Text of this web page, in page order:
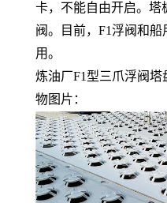
卡，不能自由开启。塔
阀。目前，F1浮阀和
用。
炼油厂F1型三爪浮阀
物图片：